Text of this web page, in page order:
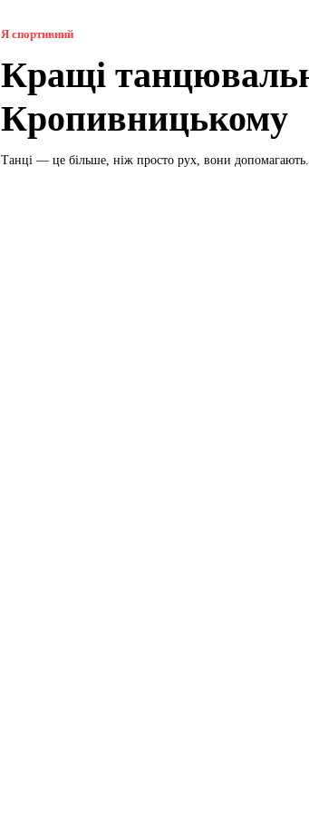
Я спортивний
Кращі
Кропивницькому
Танці — це більше, ніж просто рух, вони